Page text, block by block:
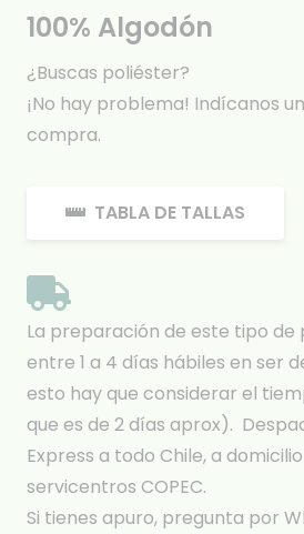
100% Algodón
¿Buscas poliéster?
¡No hay problema! Indícanos
compra.
TABLA DE TALLAS
La preparación de este tipo
entre 1 a 4 días hábiles en ser
esto hay que considerar el
que es de 2 días aprox).
Express a todo Chile, a
servicentros COPEC.
Si tienes apuro, pregunta por